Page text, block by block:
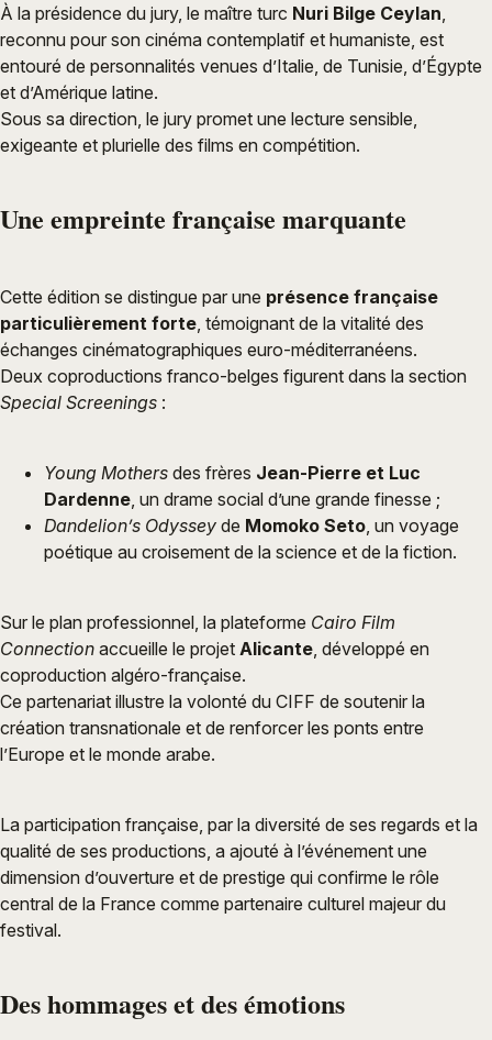
À la présidence du jury, le maître turc Nuri Bilge Ceylan
reconnu pour son cinéma contemplatif et humaniste, est
entouré de personnalités venues d’Italie, de Tunisie, d’Égypte
et d’Amérique latine.
Sous sa direction, le jury promet une lecture sensible,
exigeante et plurielle des films en compétition.
Une empreinte française marquante
Cette édition se distingue par une présence française
particulièrement forte , témoignant de la vitalité des
échanges cinématographiques euro-méditerranéens.
Deux coproductions franco-belges figurent dans la section
Special Screenings :
Young Mothers des frères Jean-Pierre et Luc
Dardenne , un drame social d’une grande finesse ;
Dandelion’s Odyssey de Momoko Seto , un voyage
poétique au croisement de la science et de la fiction.
Sur le plan professionnel, la plateforme Cairo Film
Connection accueille le projet Alicante , développé en
coproduction algéro-française.
Ce partenariat illustre la volonté du CIFF de soutenir la
création transnationale et de renforcer les ponts entre
l’Europe et le monde arabe.
La participation française, par la diversité de ses regards et la
qualité de ses productions, a ajouté à l’événement une
dimension d’ouverture et de prestige qui confirme le rôle
central de la France comme partenaire culturel majeur du
festival.
Des hommages et des émotions